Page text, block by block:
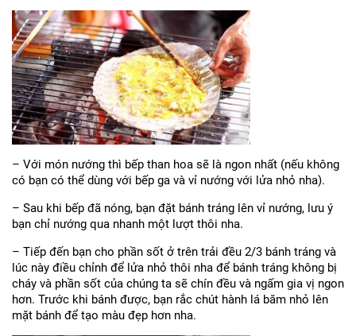
– Với món nướng thì bếp than hoa sẽ là ngon nhất (nếu không
có bạn có thể dùng với bếp ga và vỉ nướng với lửa nhỏ nha).
– Sau khi bếp đã nóng, bạn đặt bánh tráng lên vỉ nướng, lưu ý
bạn chỉ nướng qua nhanh một lượt thôi nha.
– Tiếp đến bạn cho phần sốt ở trên trải đều 2/3 bánh tráng và
lúc này điều chỉnh để lửa nhỏ thôi nha để bánh tráng không bị
cháy và phần sốt của chúng ta sẽ chín đều và ngấm gia vị ngon
hơn. Trước khi bánh được, bạn rắc chút hành lá băm nhỏ lên
mặt bánh để tạo màu đẹp hơn nha.